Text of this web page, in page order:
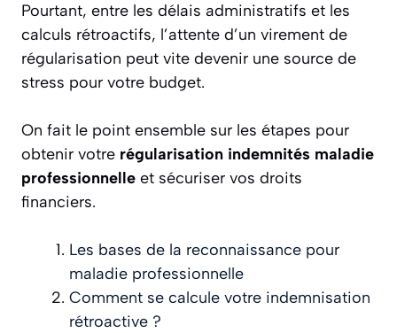
Pourtant, entre les délais administratifs et les
calculs rétroactifs, l’attente d’un virement de
régularisation peut vite devenir une source de
stress pour votre budget.
On fait le point ensemble sur les étapes pour
obtenir votre régularisation indemnités maladie
professionnelle et sécuriser vos droits
financiers.
Les bases de la reconnaissance pour
maladie professionnelle
Comment se calcule votre indemnisation
rétroactive ?